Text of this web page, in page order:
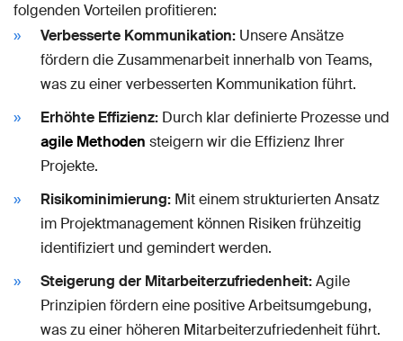
folgenden Vorteilen profitieren:
Verbesserte Kommunikation: Unsere Ansätze
fördern die Zusammenarbeit innerhalb von Teams,
was zu einer verbesserten Kommunikation führt.
Erhöhte Effizienz: Durch klar definierte Prozesse und
agile Methoden steigern wir die Effizienz Ihrer
Projekte.
Risikominimierung: Mit einem strukturierten Ansatz
im Projektmanagement können Risiken frühzeitig
identifiziert und gemindert werden.
Steigerung der Mitarbeiterzufriedenheit:Agile
Prinzipien fördern eine positive Arbeitsumgebung,
was zu einer höheren Mitarbeiterzufriedenheit führt.